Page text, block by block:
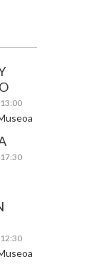
13:00
17:30
12:30